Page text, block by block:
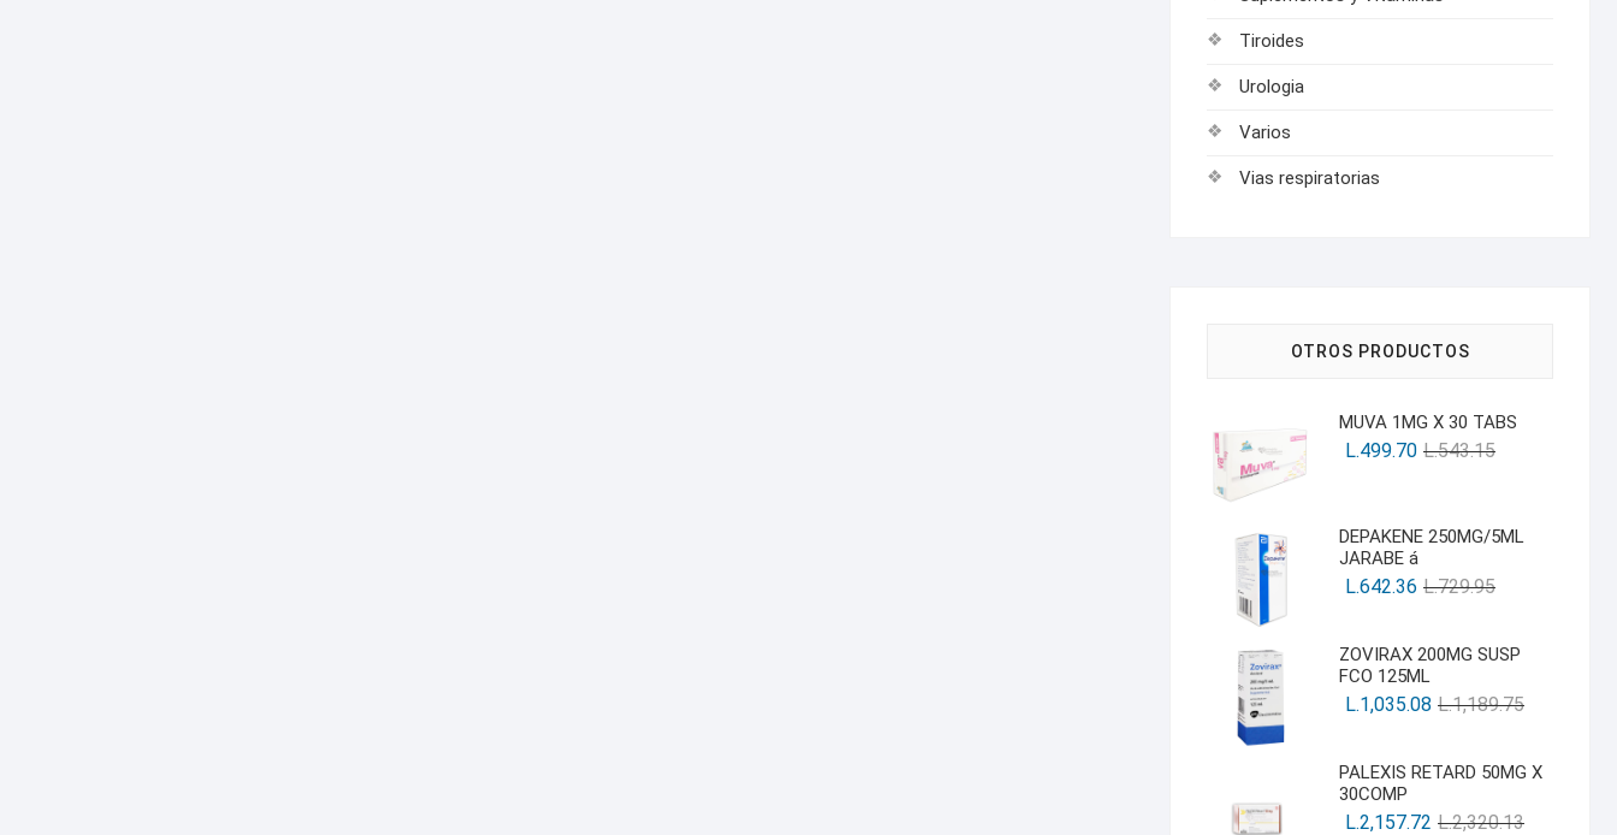
Tiroides
Urologia
Varios
Vias respiratorias
OTROS PRODUCTOS
MUVA 1MG X 30 TABS
L.543.15
L.499.70
DEPAKENE 250MG/5ML
JARABE á
L.729.95
L.642.36
ZOVIRAX 200MG SUSP
FCO 125ML
L.1,189.75
L.1,035.08
PALEXIS RETARD 50MG X
30COMP
L.2,320.13
L.2,157.72